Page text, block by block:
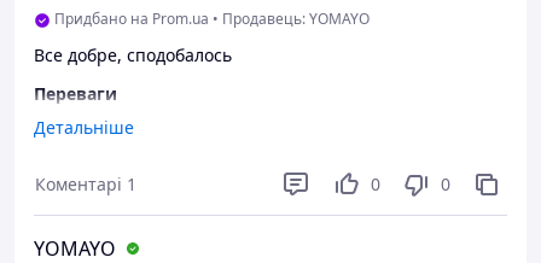
Придбано на Prom.ua • Продавець: YOMAYO
Все добре, сподобалось
Переваги
Все
Поки немає
Детальніше
Коментарі 1 0 0
YOMAYO